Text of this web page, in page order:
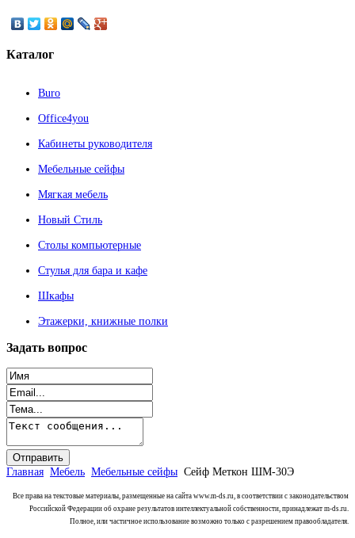
Каталог
Buro
Office4you
Кабинеты руководителя
Мебельные сейфы
Мягкая мебель
Новый Стиль
Столы компьютерные
Стулья для бара и кафе
Шкафы
Этажерки, книжные полки
Задать вопрос
Главная Мебель Мебельные сейфы Сейф Меткон ШМ-30Э
Все права на текстовые материалы, размещенные на сайта www.m-ds.ru, в соответствии с законодательством
Российской Федерации об охране результатов интеллектуальной собственности, принадлежат m-ds.ru.
Полное, или частичное использование возможно только с разрешением правообладателя.